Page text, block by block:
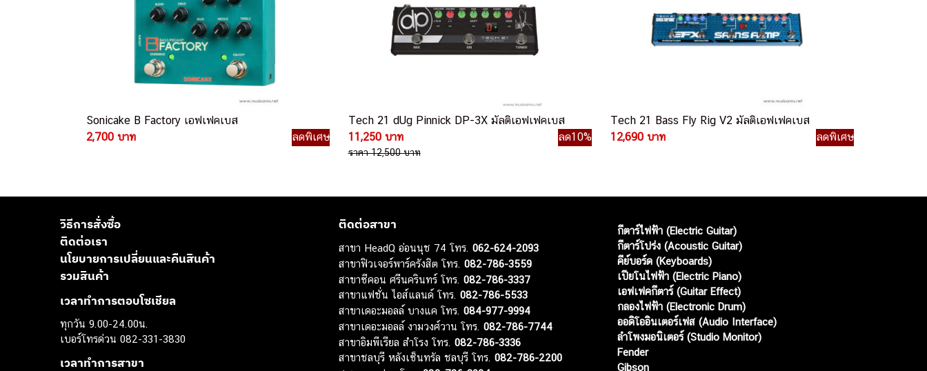
Sonicake B Factory เอฟเฟคเบส
2,700 บาท
ลดพิเศษ
Tech 21 dUg Pinnick DP-3X มัลติเอฟเฟคเบส
11,250 บาท
ลด10%
ราคา 12,500 บาท
Tech 21 Bass Fly Rig V2 มัลติเอฟเฟคเบส
12,690 บาท
ลดพิเศษ
วิธีการสั่งซื้อ
ติดต่อเรา
นโยบายการเปลี่ยนและคืนสินค้า
รวมสินค้า
เวลาทำการตอบโซเชียล
ทุกวัน 9.00-24.00น.
เบอร์โทรด่วน 082-331-3830
เวลาทำการสาขา
ติดต่อสาขา
สาขา HeadQ อ่อนนุช 74 โทร.062-624-2093
สาขาฟิวเจอร์พาร์ครังสิต โทร.082-786-3559
สาขาซีคอน ศรีนครินทร์ โทร.082-786-3337
สาขาแฟชั่น ไอส์แลนด์ โทร.082-786-5533
สาขาเดอะมอลล์ บางแค โทร.084-977-9994
สาขาเดอะมอลล์ งามวงศ์วาน โทร.082-786-7744
สาขาอิมพีเรียล สำโรง โทร.082-786-3336
สาขาชลบุรี หลังเซ็นทรัล ชลบุรี โทร.082-786-2200
กีตาร์ไฟฟ้า (Electric Guitar)
กีตาร์โปร่ง (Acoustic Guitar)
คีย์บอร์ด (Keyboards)
เปียโนไฟฟ้า (Electric Piano)
เอฟเฟคกีตาร์ (Guitar Effect)
กลองไฟฟ้า (Electronic Drum)
ออดิโออินเตอร์เฟส (Audio Interface)
ลำโพงมอนิเตอร์ (Studio Monitor)
Fender
Gibson